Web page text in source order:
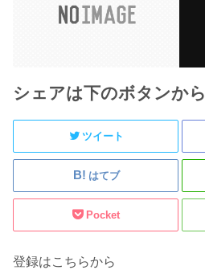
シェアは下のボタンから
ツイート
はてブ
Pocket
登録はこちらから